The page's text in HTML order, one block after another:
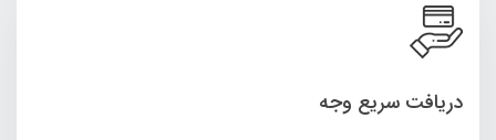
دریافت سریع وجه